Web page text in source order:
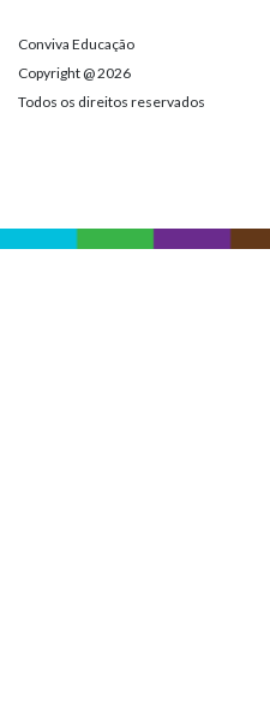
Conviva Educação
Copyright @ 2026
Todos os direitos reservados